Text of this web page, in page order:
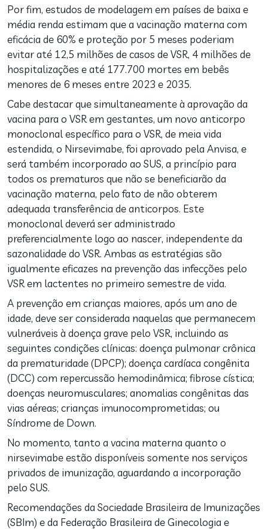
Por fim, estudos de modelagem em países de baixa e
média renda estimam que a vacinação materna com
eficácia de 60% e proteção por 5 meses poderiam
evitar até 12,5 milhões de casos de VSR, 4 milhões de
hospitalizações e até 177.700 mortes em bebês
menores de 6 meses entre 2023 e 2035.
Cabe destacar que simultaneamente à aprovação da
vacina para o VSR em gestantes, um novo anticorpo
monoclonal específico para o VSR, de meia vida
estendida, o Nirsevimabe, foi aprovado pela Anvisa, e
será também incorporado ao SUS, a princípio para
todos os prematuros que não se beneficiarão da
vacinação materna, pelo fato de não obterem
adequada transferência de anticorpos. Este
monoclonal deverá ser administrado
preferencialmente logo ao nascer, independente da
sazonalidade do VSR. Ambas as estratégias são
igualmente eficazes na prevenção das infecções pelo
VSR em lactentes no primeiro semestre de vida.
A prevenção em crianças maiores, após um ano de
idade, deve ser considerada naquelas que permanecem
vulneráveis à doença grave pelo VSR, incluindo as
seguintes condições clínicas: doença pulmonar crônica
da prematuridade (DPCP); doença cardíaca congênita
(DCC) com repercussão hemodinâmica; fibrose cística;
doenças neuromusculares; anomalias congênitas das
vias aéreas; crianças imunocomprometidas; ou
Síndrome de Down.
No momento, tanto a vacina materna quanto o
nirsevimabe estão disponíveis somente nos serviços
privados de imunização, aguardando a incorporação
pelo SUS.
Recomendações da Sociedade Brasileira de Imunizações
(SBIm) e da Federação Brasileira de Ginecologia e